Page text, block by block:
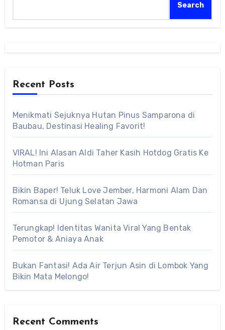
Search
Recent Posts
Menikmati Sejuknya Hutan Pinus Samparona di
Baubau, Destinasi Healing Favorit!
VIRAL! Ini Alasan Aldi Taher Kasih Hotdog Gratis Ke
Hotman Paris
Bikin Baper! Teluk Love Jember, Harmoni Alam Dan
Romansa di Ujung Selatan Jawa
Terungkap! Identitas Wanita Viral Yang Bentak
Pemotor & Aniaya Anak
Bukan Fantasi! Ada Air Terjun Asin di Lombok Yang
Bikin Mata Melongo!
Recent Comments